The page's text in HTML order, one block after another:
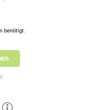
des MPI; dieses wurde
benötigt.